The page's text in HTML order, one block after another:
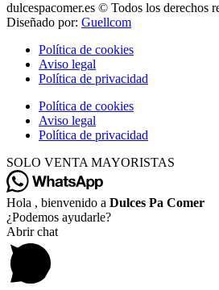
dulcespacomer.es © Todos los derechos
Diseñado por: Guellcom
Política de cookies
Aviso legal
Política de privacidad
Política de cookies
Aviso legal
Política de privacidad
SOLO VENTA MAYORISTAS
Hola , bienvenido a Dulces Pa Comer
¿Podemos ayudarle?
Abrir chat